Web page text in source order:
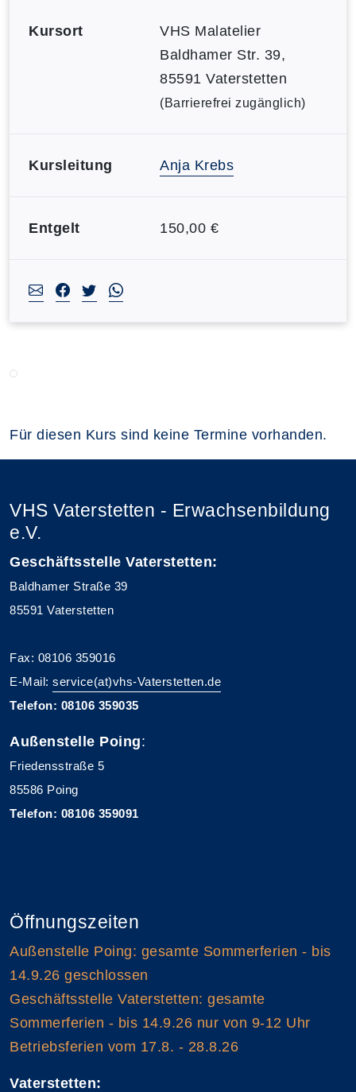
Kursort
VHS Malatelier
Baldhamer Str. 39,
85591 Vaterstetten
(Barrierefrei zugänglich)
Kursleitung Anja Krebs
Entgelt 150,00 €
Für diesen Kurs sind keine Termine vorhanden.
VHS Vaterstetten - Erwachsenbildung
e.V.
Geschäftsstelle Vaterstetten:
Baldhamer Straße 39
85591 Vaterstetten
Fax: 08106 359016
E-Mail: service(at)vhs-Vaterstetten.de
Telefon: 08106 359035
Außenstelle Poing:
Friedensstraße 5
85586 Poing
Telefon: 08106 359091
Öffnungszeiten
Außenstelle Poing: gesamte Sommerferien - bis
14.9.26 geschlossen
Geschäftsstelle Vaterstetten: gesamte
Sommerferien - bis 14.9.26 nur von 9-12 Uhr
Betriebsferien vom 17.8. - 28.8.26
Vaterstetten: